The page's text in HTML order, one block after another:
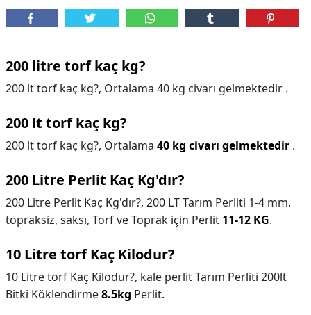
200 litre torf kaç kg?
200 lt torf kaç kg?, Ortalama 40 kg civarı gelmektedir .
200 lt torf kaç kg?
200 lt torf kaç kg?, Ortalama 40 kg civarı gelmektedir .
200 Litre Perlit Kaç Kg'dır?
200 Litre Perlit Kaç Kg'dır?, 200 LT Tarım Perliti 1-4 mm.
topraksiz, saksı, Torf ve Toprak için Perlit 11-12 KG.
10 Litre torf Kaç Kilodur?
10 Litre torf Kaç Kilodur?, kale perlit Tarım Perliti 200lt
Bitki Köklendirme8.5kg Perlit.